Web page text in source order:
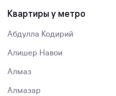
Квартиры у метро
Абдулла Кодирий
Алишер Навои
Алмаз
Алмазар